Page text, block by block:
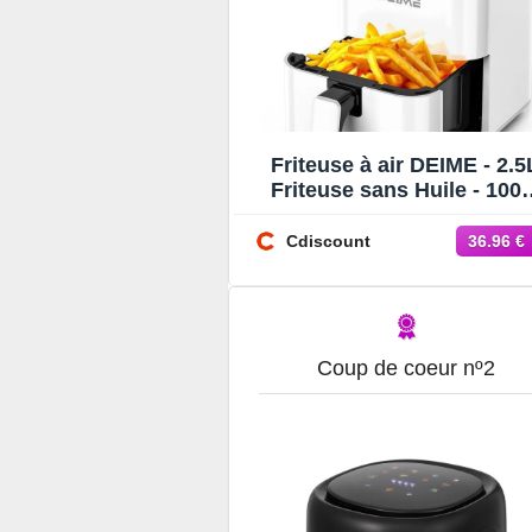
Friteuse à air DEIME -
Friteuse sans Huile -
Temps Réglable
Cdiscount 36.96 €
Coup de coeur nº2